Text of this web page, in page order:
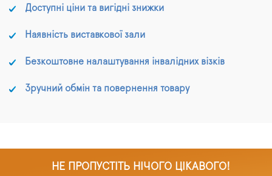
Доступні ціни та вигідні знижки
Наявність виставкової зали
Безкоштовне налаштування інвалідних візків
Зручний обмін та повернення товару
НЕ ПРОПУСТІТЬ НІЧОГО ЦІКАВОГО!